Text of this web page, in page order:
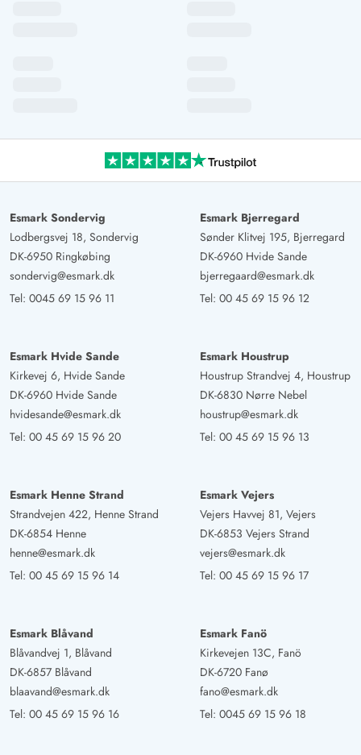
Esmark Sondervig
Lodbergsvej 18, Sondervig
DK-6950 Ringkøbing
sondervig@esmark.dk
Tel: 0045 69 15 96 11
Esmark Bjerregard
Sønder Klitvej 195, Bjerregard
DK-6960 Hvide Sande
bjerregaard@esmark.dk
Tel: 00 45 69 15 96 12
Esmark Hvide Sande
Kirkevej 6, Hvide Sande
DK-6960 Hvide Sande
hvidesande@esmark.dk
Tel: 00 45 69 15 96 20
Esmark Houstrup
Houstrup Strandvej 4, Houstrup
DK-6830 Nørre Nebel
houstrup@esmark.dk
Tel: 00 45 69 15 96 13
Esmark Henne Strand
Strandvejen 422, Henne Strand
DK-6854 Henne
henne@esmark.dk
Tel: 00 45 69 15 96 14
Esmark Vejers
Vejers Havvej 81, Vejers
DK-6853 Vejers Strand
vejers@esmark.dk
Tel: 00 45 69 15 96 17
Esmark Blåvand
Blåvandvej 1, Blåvand
DK-6857 Blåvand
blaavand@esmark.dk
Tel: 00 45 69 15 96 16
Esmark Fanö
Kirkevejen 13C, Fanö
DK-6720 Fanø
fano@esmark.dk
Tel: 0045 69 15 96 18